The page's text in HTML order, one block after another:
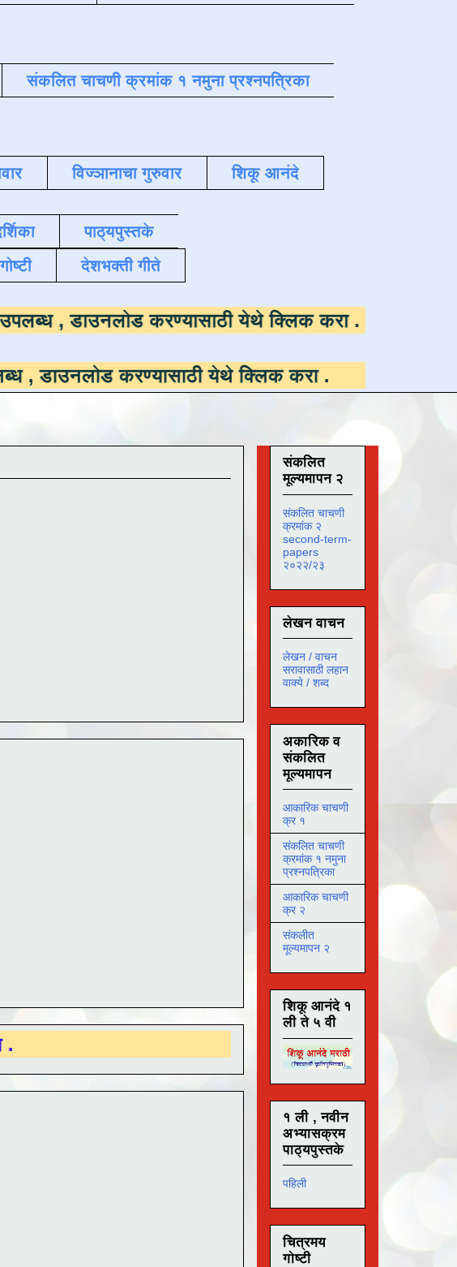
संकलित चाचणी क्रमांक १ नमुना प्रश्नपत्रिका
विज्ञानाचा गुरुवार शिकू आनंदे
पाठ्यपुस्तके
देशभक्ती गीते
उपलब्ध ,डाउनलोड करण्यासाठी येथे क्लिक करा
करण्यासाठी येथे क्लिक करा .
संकलित
मूल्यमापन २
संकलित चाचणी
क्रमांक २
second-term-
papers
२०२२/२३
लेखन वाचन
लेखन / वाचन
सरावासाठी लहान
वाक्ये / शब्द
अकारिक व
संकलित
मूल्यमापन
आकारिक चाचणी
क्र १
संकलित चाचणी
क्रमांक १ नमुना
प्रश्नपत्रिका
आकारिक चाचणी
क्र २
संकलीत
मूल्यमापन २
शिकू आनंदे १
ली ते ५ वी
१ ली , नवीन
अभ्यासक्रम
पाठ्यपुस्तके
पहिली
चित्रमय
गोष्टी